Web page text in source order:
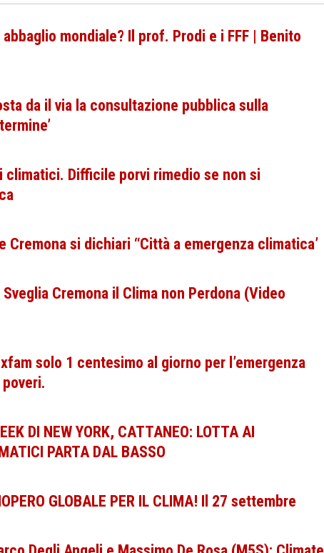
mondiale? Il prof. Prodi e i FFF | Benito
da il via la consultazione pubblica sulla
climatici. Difficile porvi rimedio se non si
Cremona si dichiari “Città a emergenza climatica’
Cremona il Clima non Perdona (Video
solo 1 centesimo al giorno per l’emergenza
DI NEW YORK, CATTANEO: LOTTA AI
PARTA DAL BASSO
GLOBALE PER IL CLIMA! Il 27 settembre